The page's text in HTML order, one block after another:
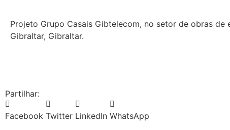
Projeto Grupo Casais Gibtelecom, no setor de obras de
Gibraltar, Gibraltar.
Partilhar:
Facebook Twitter LinkedIn WhatsApp